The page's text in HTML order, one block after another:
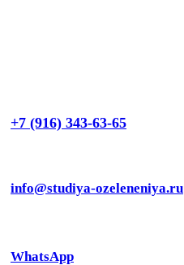
+7 (916) 343-63-65
info@studiya-ozeleneniya.ru
WhatsApp